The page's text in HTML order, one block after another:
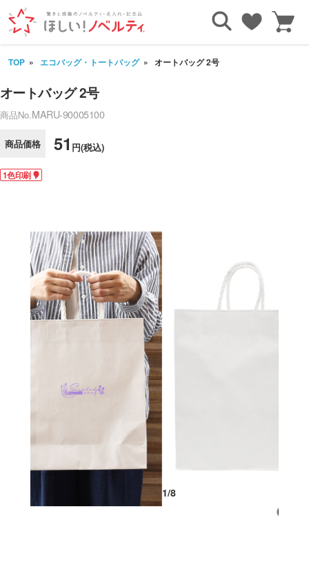
TOP エコバッグ・トートバッグ オートバッグ 2号
オートバッグ 2号
商品No.MARU-90005100
商品価格 51 円(税込)
1色印刷
1/8